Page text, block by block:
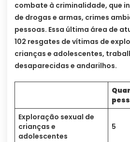
combate à criminalidade, que
de drogas e armas, crimes
pessoas. Essa última área de
102 resgates de vítimas de
crianças e adolescentes,
desaparecidas e andarilhos.
Exploração sexual de
crianças e
adolescentes
5